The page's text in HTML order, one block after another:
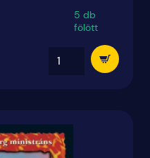
5 db
fölött